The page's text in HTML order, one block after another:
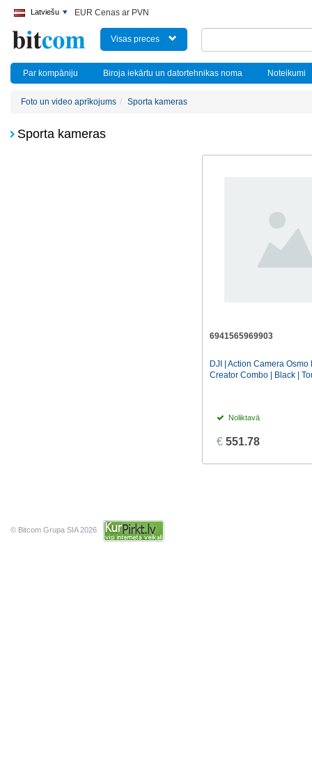
Latviešu EUR Cenas ar PVN
Visas preces
Par kompāniju Biroja iekārtu un datortehnikas noma Noteikumi
Foto un video aprīkojums Sporta kameras
Sporta kameras
6941565969903
DJI | Action Camera Osmo
Creator Combo | Black |
Noliktavā
€ 551.78
© Bitcom Grupa SIA 2026